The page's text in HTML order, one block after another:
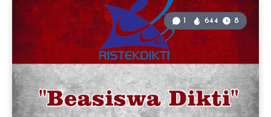
1 644 8